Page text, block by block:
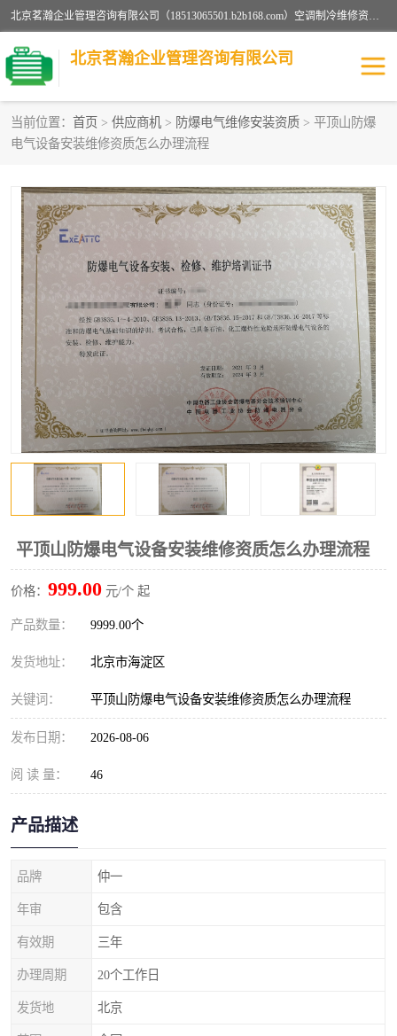
北京茗瀚企业管理咨询有限公司（18513065501.b2b168.com）空调制冷维修资质,油烟管道清洗资质,清洗行业资质公司秉承“顾客至上，锐意进缺的经营理念，我们提供高质量的产品，坚持“客户”的原则为广大客户提供贴心服务。如果你对公司的产品感兴趣，可以联系高经理，我们会用好的产品和服务让您满意。
北京茗瀚企业管理咨询有限公司
当前位置： 首页 > 供应商机 > 防爆电气维修安装资质 > 平顶山防爆
电气设备安装维修资质怎么办理流程
平顶山防爆电气设备安装维修资质怎么办理流程
价格： 999.00 元/个 起
产品数量： 9999.00个
发货地址： 北京市海淀区
关键词： 平顶山防爆电气设备安装维修资质怎么办理流程
发布日期： 2026-08-06
阅 读 量： 46
产品描述
品牌 仲一
年审 包含
有效期 三年
办理周期 20个工作日
发货地 北京
烟道清洗资质
清洗资质 认证服务
防爆电气维修安装资质 空调制冷维修安装资质